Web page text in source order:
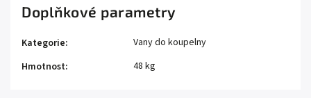
Doplňkové parametry
Kategorie:
Vany do koupelny
Hmotnost: 48 kg